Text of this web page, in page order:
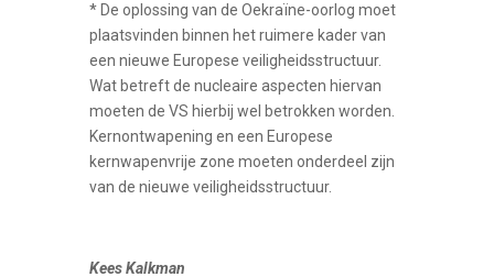
* De oplossing van de Oekraïne-oorlog moet
plaatsvinden binnen het ruimere kader van
een nieuwe Europese veiligheidsstructuur.
Wat betreft de nucleaire aspecten hiervan
moeten de VS hierbij wel betrokken worden.
Kernontwapening en een Europese
kernwapenvrije zone moeten onderdeel zijn
van de nieuwe veiligheidsstructuur.
Kees Kalkman